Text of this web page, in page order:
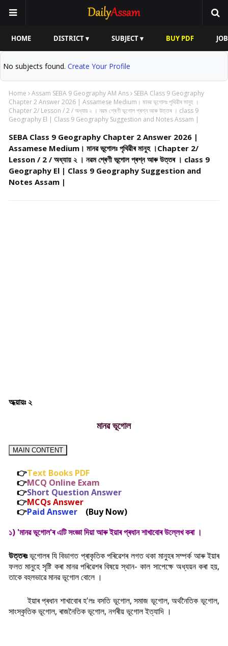
HOME DISTRICT ▾ SUBJECT ▾ BUY PDF
No subjects found. Create Your Profile
Home Assam SEBA 9 Geography AM Ans
SEBA Class 9 Geography
Chapter 2 Answer 2026 | Assamese Medium। মানৱ ভূগোলঃ পৃথিৱীৰ মানুহ ।
Chapter 2/ Lesson / 2 / অধ্যায় ২ । নৱম শ্ৰেণী ভূগোল প্ৰশ্ন আৰু উত্তৰ । class 9
Geography El | Class 9 Geography Suggestion and Notes Assam |
SEBA Class 9 Geography Chapter 2 Answer 2026 |
Assamese Medium। মানৱ ভূগোলঃ পৃথিৱীৰ মানুহ ।Chapter 2/
Lesson / 2 / অধ্যায় ২ । নৱম শ্ৰেণী ভূগোল প্ৰশ্ন আৰু উত্তৰ । class 9
Geography El | Class 9 Geography Suggestion and
Notes Assam |
অধ্য়ায়ঃ ২
মানৱ ভূগোল
MAIN CONTENT
👉Text Books PDF
👉MCQ Online Exam
👉Short Question Answer
👉MCQs Answer
👉Paid Answer (Buy Now)
১) 'মানৱ ভূগোল'ৰ এটি সংজ্ঞা দিয়া আৰু ইয়াৰ প্ৰধান শাখাবোৰ উল্লেখ কৰা ।
উত্তৰঃভূগোলৰ যি বিভাগত প্ৰাকৃতিক পৰিৱেশৰ লগত থকা মানুহৰ সম্পৰ্ক আৰু ইয়াৰ
ফলত মানুহে সৃষ্টি কৰা মানৱ পৰিৱেশৰ বিষয়ে স্থান- কাল সাপেক্ষে অধ্যয়ন কৰা হয়,
তাকে বহলভাৱে মানৱ ভূগোল বোলে ।
ইয়াৰ প্ৰধান শাখাবোৰ হ'লঃ বসতি ভূগোল, সমাজ ভূগোল, অৰ্থনৈতিক ভূগোল,
সাংস্কৃতিক ভূগোল, ৰাজনৈতিক ভূগোল, নগৰীয় ভূগোল ইত্যাদি ।